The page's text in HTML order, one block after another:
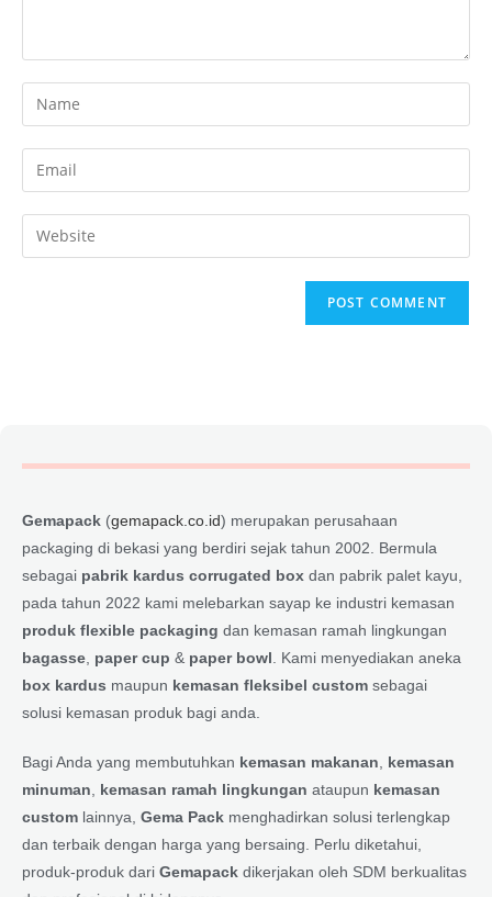
Gemapack (gemapack.co.id) merupakan perusahaan
packaging di bekasi yang berdiri sejak tahun 2002. Bermula
sebagai pabrik kardus corrugated box dan pabrik palet kayu,
pada tahun 2022 kami melebarkan sayap ke industri kemasan
produk flexible packaging dan kemasan ramah lingkungan
bagasse paper cup & paper bowl . Kami menyediakan aneka
box kardus maupun kemasan fleksibel custom sebagai
solusi kemasan produk bagi anda.
Bagi Anda yang membutuhkan kemasan makanan
kemasan
minuman
kemasan ramah lingkungan ataupun kemasan
custom lainnya, Gema Pack menghadirkan solusi terlengkap
dan terbaik dengan harga yang bersaing. Perlu diketahui,
produk-produk dari Gemapack dikerjakan oleh SDM berkualitas